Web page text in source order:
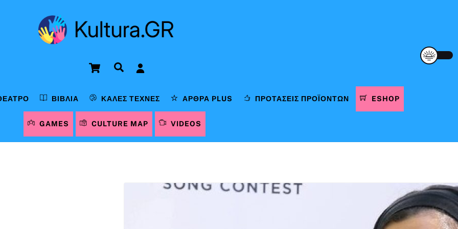
Cart Αναζήτηση
ΒΙΒΛΊΑ ΚΑΛΈΣ ΤΈΧΝΕΣ ΆΡΘΡΑ PLUS ΠΡΟΤΆΣΕΙΣ ΠΡΟΪΌΝΤΩΝ ESHOP
GAMES CULTURE MAP VIDEOS